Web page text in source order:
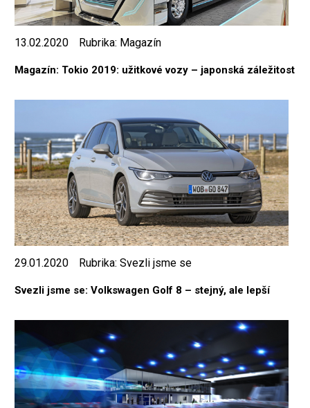
13.02.2020 Rubrika: Magazín
Magazín: Tokio 2019: užitkové vozy – japonská záležitost
29.01.2020 Rubrika: Svezli jsme se
Svezli jsme se: Volkswagen Golf 8 – stejný, ale lepší